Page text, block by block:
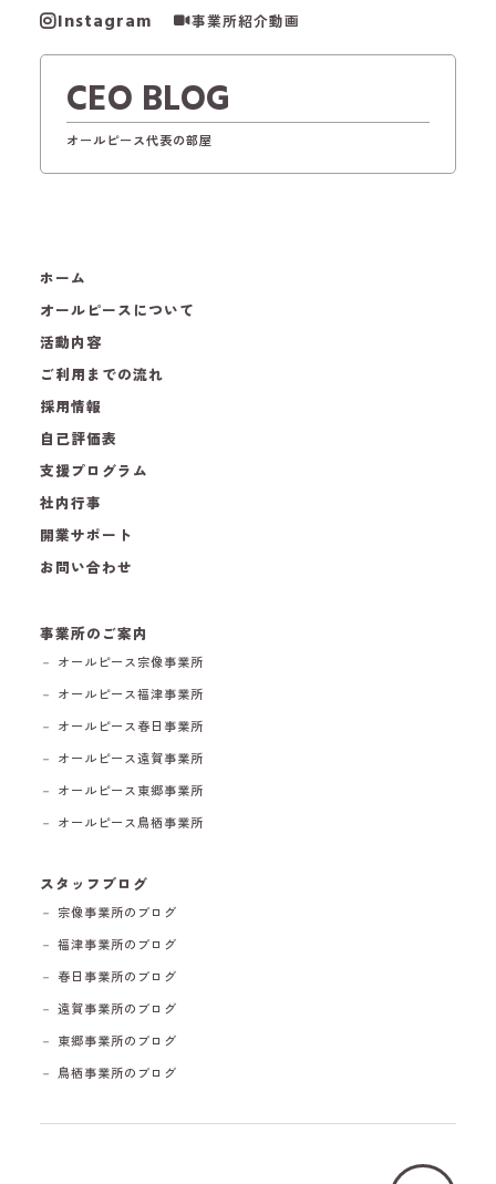
Instagram 事業所紹介動画
CEO BLOG
オールピース代表の部屋
ホーム
オールピースについて
活動内容
ご利用までの流れ
採用情報
自己評価表
支援プログラム
社内行事
開業サポート
お問い合わせ
事業所のご案内
－ オールピース宗像事業所
－ オールピース福津事業所
－ オールピース春日事業所
－ オールピース遠賀事業所
－ オールピース東郷事業所
－ オールピース鳥栖事業所
スタッフブログ
－ 宗像事業所のブログ
－ 福津事業所のブログ
－ 春日事業所のブログ
－ 遠賀事業所のブログ
－ 東郷事業所のブログ
－ 鳥栖事業所のブログ